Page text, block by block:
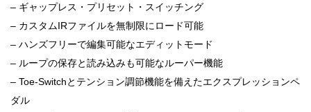
– ギャップレス・プリセット・スイッチング
– カスタムIRファイルを無制限にロード可能
– ハンズフリーで編集可能なエディットモード
– ループの保存と読み込みも可能なルーパー機能
– Toe-Switchとテンション調節機能を備えたエクスプレッションペ
ダル